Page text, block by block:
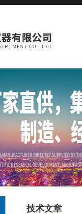
技术文章